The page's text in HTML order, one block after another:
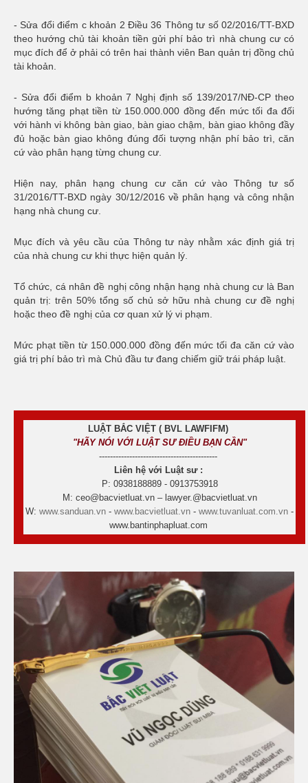
- Sửa đổi điểm c khoản 2 Điều 36 Thông tư số 02/2016/TT-BXD
theo hướng chủ tài khoản tiền gửi phí bảo trì nhà chung cư có
mục đích để ở phải có trên hai thành viên Ban quản trị đồng chủ
tài khoản.
- Sửa đổi điểm b khoản 7 Nghị định số 139/2017/NĐ-CP theo
hướng tăng phạt tiền từ 150.000.000 đồng đến mức tối đa đối
với hành vi không bàn giao, bàn giao chậm, bàn giao không đầy
đủ hoặc bàn giao không đúng đối tượng nhận phí bảo trì, căn
cứ vào phân hạng từng chung cư.
Hiện nay, phân hạng chung cư căn cứ vào Thông tư số
31/2016/TT-BXD ngày 30/12/2016 về phân hạng và công nhận
hạng nhà chung cư.
Mục đích và yêu cầu của Thông tư này nhằm xác định giá trị
của nhà chung cư khi thực hiện quản lý.
Tổ chức, cá nhân đề nghị công nhận hạng nhà chung cư là Ban
quản trị: trên 50% tổng số chủ sở hữu nhà chung cư đề nghị
hoặc theo đề nghị của cơ quan xử lý vi phạm.
Mức phạt tiền từ 150.000.000 đồng đến mức tối đa căn cứ vào
giá trị phí bảo trì mà Chủ đầu tư đang chiếm giữ trái pháp luật.
LUẬT BẮC VIỆT ( BVL LAWFIFM)
"HÃY NÓI VỚI LUẬT SƯ ĐIỀU BẠN CẦN"
-------------------------------------------
Liên hệ với Luật sư :
P: 0938188889 - 0913753918
M: ceo@bacvietluat.vn – lawyer.@bacvietluat.vn
W: www.sanduan.vn - www.bacvietluat.vn - www.tuvanluat.com.vn -
www.bantinphapluat.com